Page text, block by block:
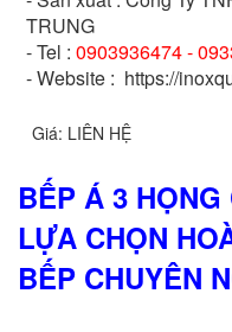
TRUNG
- Tel : 0903936474 -
- Website : https://
Giá: LIÊN HỆ
BẾP Á 3
LỰA CHỌN
BẾP CHUYÊN